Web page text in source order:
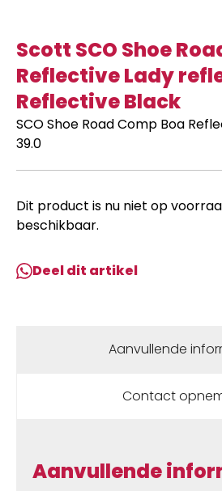
Scott SCO Shoe
Reflective Lady
Reflective Black
SCO Shoe Road Comp Boa
39.0
Dit product is nu niet op
beschikbaar.
Deel dit artikel
Aanvullende
Contact
Aanvullende